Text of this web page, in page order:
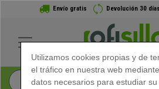
Envío gratis Devolución 30 días
Utilizamos cookies propias y de
el tráfico en nuestra web
datos necesarios para estudiar